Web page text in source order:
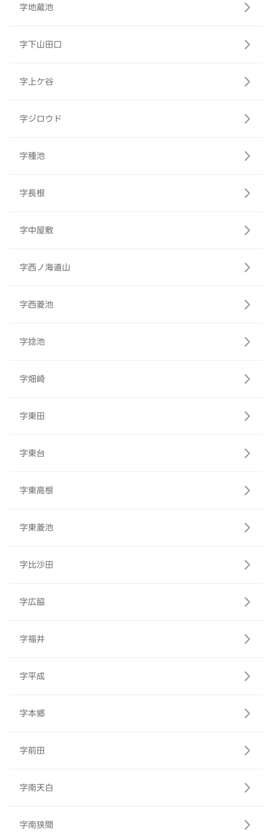
字地蔵池
字下山田口
字上ケ谷
字ジロウド
字種池
字長根
字中屋敷
字西ノ海道山
字西菱池
字捻池
字畑崎
字東田
字東台
字東高根
字東菱池
字比沙田
字広脇
字福井
字平成
字本郷
字前田
字南天白
字南狭間